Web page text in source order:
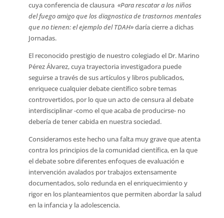
cuya conferencia de clausura «Para rescatar a los niños
del fuego amigo que los diagnostica de trastornos mentales
que no tienen: el ejemplo del TDAH»daría cierre a dichas
Jornadas.
El reconocido prestigio de nuestro colegiado el Dr. Marino
Pérez Álvarez, cuya trayectoria investigadora puede
seguirse a través de sus artículos y libros publicados,
enriquece cualquier debate científico sobre temas
controvertidos, por lo que un acto de censura al debate
interdisciplinar -como el que acaba de producirse- no
debería de tener cabida en nuestra sociedad.
Consideramos este hecho una falta muy grave que atenta
contra los principios de la comunidad científica, en la que
el debate sobre diferentes enfoques de evaluación e
intervención avalados por trabajos extensamente
documentados, solo redunda en el enriquecimiento y
rigor en los planteamientos que permiten abordar la salud
en la infancia y la adolescencia.